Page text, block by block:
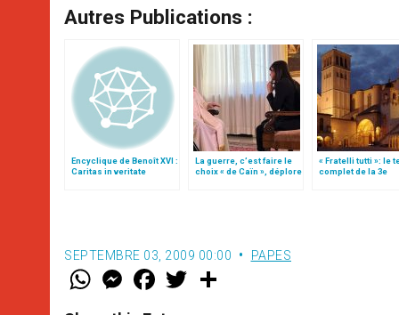
Autres Publications :
Encyclique de Benoît XVI :
Caritas in veritate
La guerre, c’est faire le
choix « de Caïn », déplore
« Fratelli tutti »: le
complet de la 3e
SEPTEMBRE 03, 2009 00:00 PAPES
W M
e
F
a w